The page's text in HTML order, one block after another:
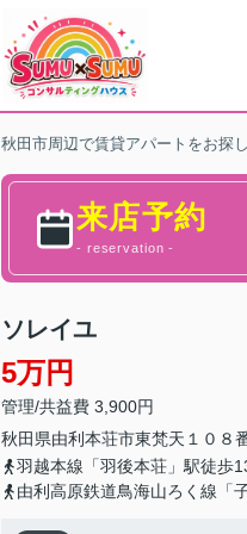
秋田市周辺で賃貸アパートをお探
来店予約
- reservation -
ソレイユ
5万円
管理/共益費 3,900円
秋田県由利本荘市東梵天 １０８
羽越本線「羽後本荘」駅徒歩
由利高原鉄道鳥海山ろく線「